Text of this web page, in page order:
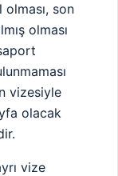
son
olması
vizesiyle
olacak
vize